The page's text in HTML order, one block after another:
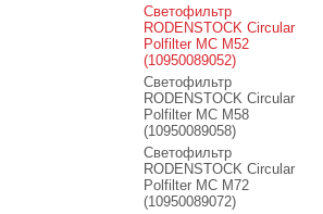
Светофильтр
RODENSTOCK Circular
Polfilter MC M52
(10950089052)
Светофильтр
RODENSTOCK Circular
Polfilter MC M58
(10950089058)
Светофильтр
RODENSTOCK Circular
Polfilter MC M72
(10950089072)